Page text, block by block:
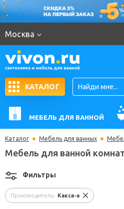
Москва
КАТАЛОГ
МЕБЕЛЬ ДЛЯ ВАННОЙ
Каталог Мебель для ванных
Мебель для ванной
Производитель: Какса-а
Фильтры